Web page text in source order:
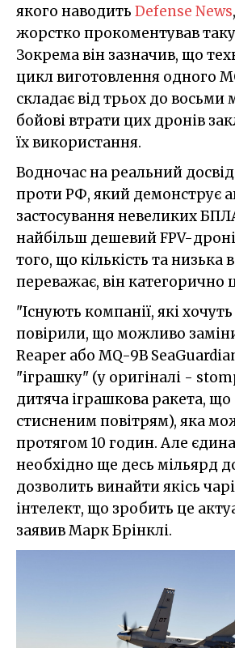
якого наводить Defense News
жорстко прокоментував
Зокрема він зазначив, що
цикл виготовлення одного
складає від трьох до восьми
бойові втрати цих дронів
їх використання.
Водночас на реальний
проти РФ, який демонструє
застосування невеликих
найбільш дешевий FPV-
того, що кількість та низька
переважає, він категорично
"Існують компанії, які
повірили, що можливо
Reaper або MQ-9B
"іграшку" (у оригіналі -
дитяча іграшкова ракета, що
стисненим повітрям), яка
протягом 10 годин. Але
необхідно ще десь мільярд
дозволить винайти якісь
інтелект, що зробить це
заявив Марк Брінклі.